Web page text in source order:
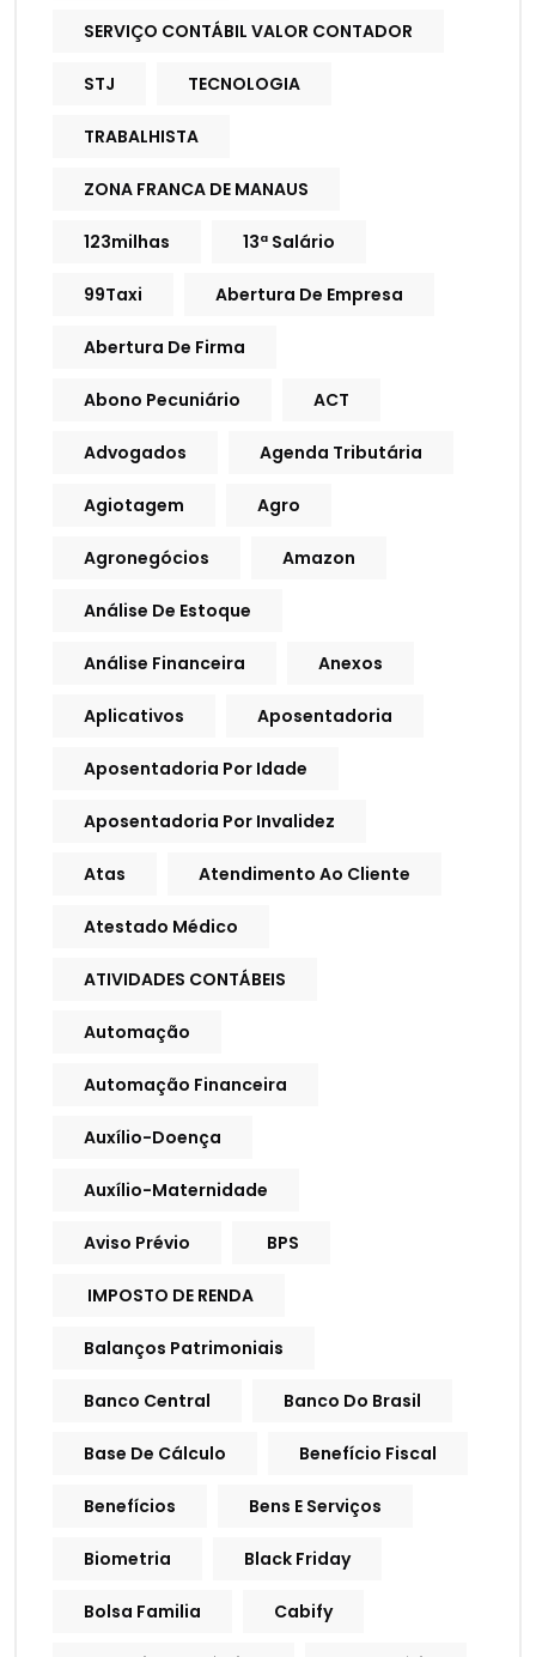
SERVIÇO CONTÁBIL VALOR CONTADOR
STJ TECNOLOGIA
TRABALHISTA
ZONA FRANCA DE MANAUS
123milhas 13ª Salário
99Taxi Abertura De Empresa
Abertura De Firma
Abono Pecuniário ACT
Advogados Agenda Tributária
Agiotagem Agro
Agronegócios Amazon
Análise De Estoque
Análise Financeira Anexos
Aplicativos Aposentadoria
Aposentadoria Por Idade
Aposentadoria Por Invalidez
Atas Atendimento Ao Cliente
Atestado Médico
ATIVIDADES CONTÁBEIS
Automação
Automação Financeira
Auxílio-Doença
Auxílio-Maternidade
Aviso Prévio BPS
IMPOSTO DE RENDA
Balanços Patrimoniais
Banco Central Banco Do Brasil
Base De Cálculo Benefício Fiscal
Benefícios Bens E Serviços
Biometria Black Friday
Bolsa Familia Cabify